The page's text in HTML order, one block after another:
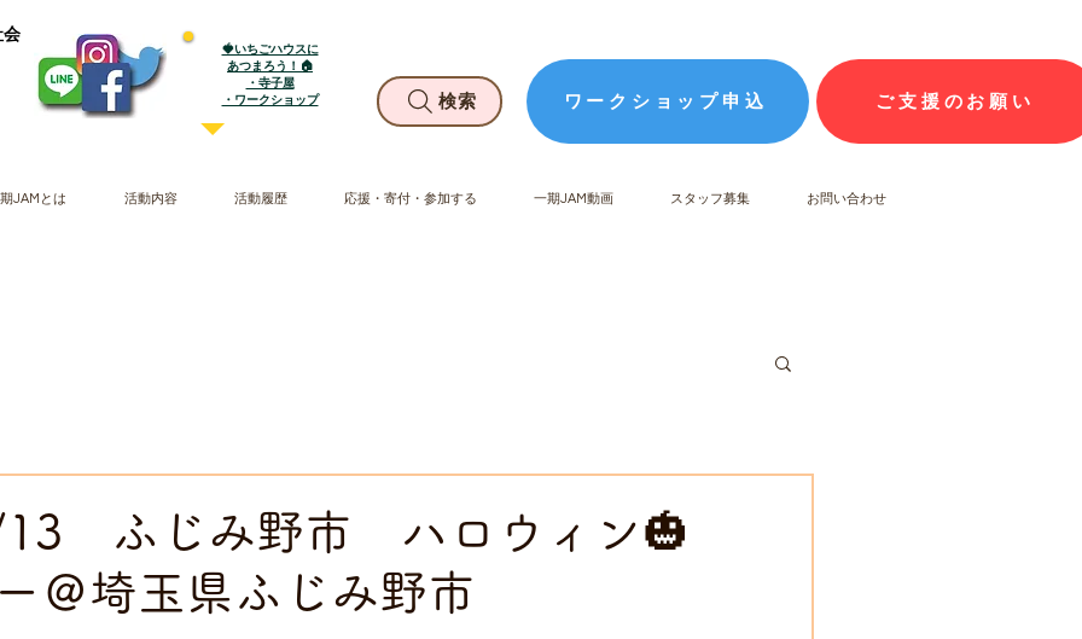
🍓いちごハウスに
あつまろう！🏠
・寺子屋
​・ワークショップ
検索 ワークショップ申込 ご支援のお願い
JAMとは 活動内容 活動履歴 応援・寄付・参加する 一期JAM動画 スタッフ募集 お問い合わせ
ふじみ野市 ハロウィン🎃
＠埼玉県ふじみ野市